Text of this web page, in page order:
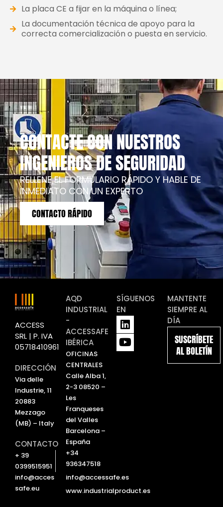
La placa CE a fijar en la máquina o línea;
La documentación técnica de apoyo para la
correcta comercialización o puesta en servicio.
CONTACTE CON NUESTROS
INGENIEROS DE SEGURIDAD
RELLENE EL FORMULARIO RÁPIDO Y HABLE DE
INMEDIATO CON UN EXPERTO
CONTACTO RÁPIDO
ACCESS
SRL | P. IVA
05718410961
DIRECCIÓN
Via delle
Industrie, 11
20883
Mezzago
(MB) – Italy
CONTACTO
+ 39
0399515951
info@acces
safe.eu
AQD
INDUSTRIAL
-
ACCESSAFE
IBÉRICA
OFICINAS
CENTRALES
Calle Alba 1,
2-3 08520 –
Les
Franqueses
del Valles
Barcelona –
España
+34
936347518
info@accessafe.es
www.industrialproduct.es
SÍGUENOS
EN
L
i
n
k
Y
o
u
t
MANTENTE
SIEMPRE AL
DÍA
SUSCRÍBETE
AL BOLETÍN